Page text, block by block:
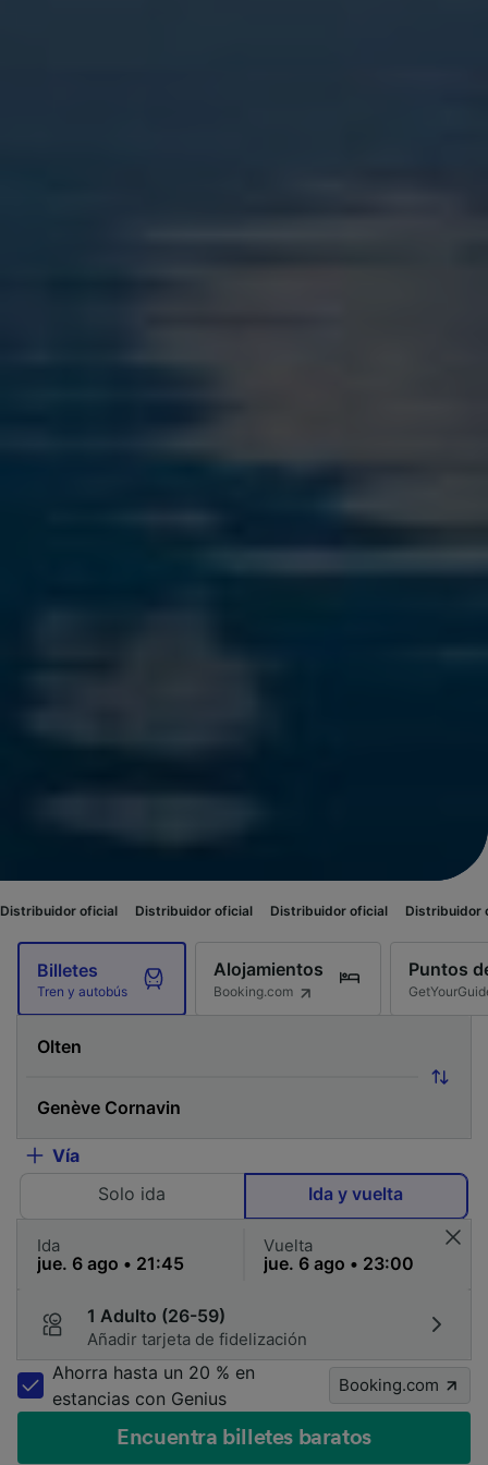
Distribuidor oficial Distribuidor oficial Distribuidor oficial
Billetes
Tren y autobús
Alojamientos
Booking.com
Puntos
Vía
Solo ida
Ida y vuelta
Ida Vuelta
1 Adulto (26-59)
Añadir tarjeta de fidelización
Ahorra hasta un 20 % en
estancias con Genius
Booking.com
Encuentra billetes baratos